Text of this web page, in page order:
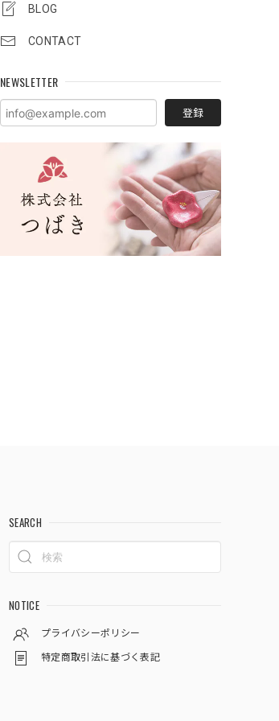
BLOG
CONTACT
NEWSLETTER
登録
SEARCH
NOTICE
プライバシーポリシー
特定商取引法に基づく表記